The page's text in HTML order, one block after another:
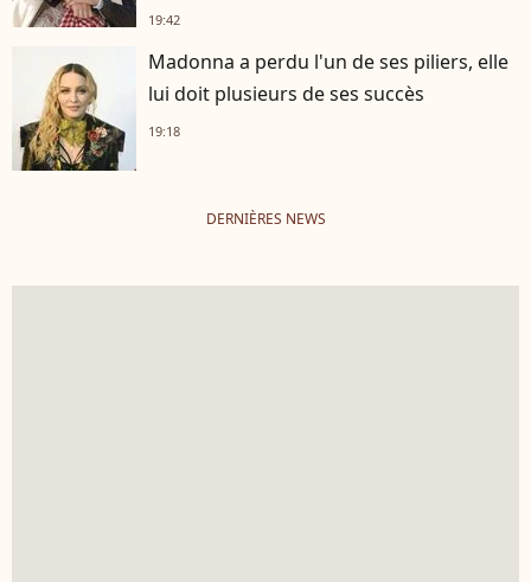
19:42
Madonna a perdu l'un de ses piliers, elle
lui doit plusieurs de ses succès
19:18
DERNIÈRES NEWS